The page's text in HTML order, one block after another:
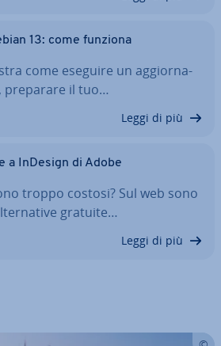
13: come funziona
come eseguire un ag­gior­na­
preparare il tuo…
Leggi di più
a InDesign di Adobe
troppo costosi? Sul web sono
gratuite…
Leggi di più